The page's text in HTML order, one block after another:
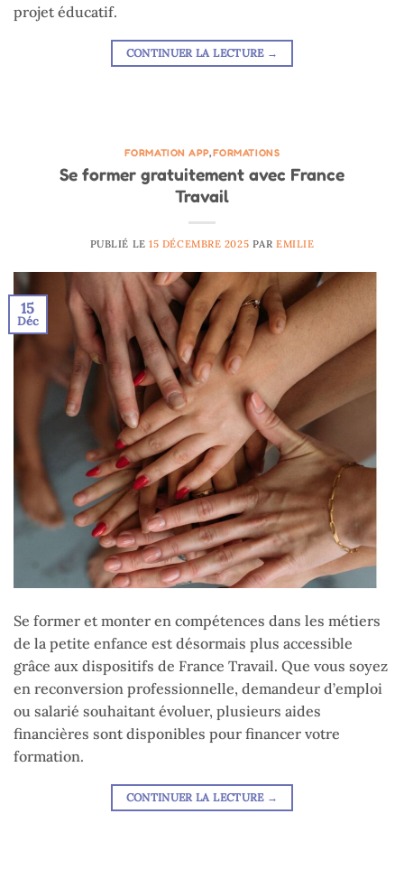
projet éducatif.
CONTINUER LA LECTURE →
FORMATION APP,FORMATIONS
Se former gratuitement avec France
Travail
PUBLIÉ LE15 DÉCEMBRE 2025 PAR EMILIE
15
Déc
Se former et monter en compétences dans les métiers
de la petite enfance est désormais plus accessible
grâce aux dispositifs de France Travail. Que vous soyez
en reconversion professionnelle, demandeur d’emploi
ou salarié souhaitant évoluer, plusieurs aides
financières sont disponibles pour financer votre
formation.
CONTINUER LA LECTURE →